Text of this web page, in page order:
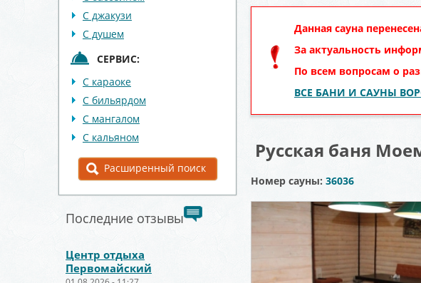
С джакузи
С душем
СЕРВИС:
С караоке
С бильярдом
С мангалом
С кальяном
Расширенный поиск
Последние отзывы
Центр отдыха
Первомайский
Данная сауна
За актуальность
По всем вопросам о
ВСЕ БАНИ И САУНЫ
Русская баня
Номер сауны: 36036